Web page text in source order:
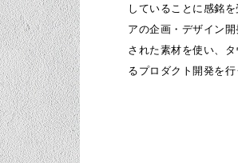
していることに感銘
アの企画・デザイン
された素材を使い、
るプロダクト開発を